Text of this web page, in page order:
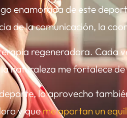
enamorada de este
de la comunicación, la
regeneradora. Cada
naturaleza me fortalece
lo aprovecho
y queme aportan un